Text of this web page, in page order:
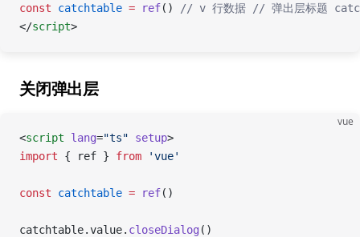
const catchtable = ref() // v 行数据 // 弹出层标题
</script>
关闭弹出层
vue
<script lang="ts" setup>
import { ref } from 'vue'
const catchtable = ref()
catchtable.value. closeDialog ()